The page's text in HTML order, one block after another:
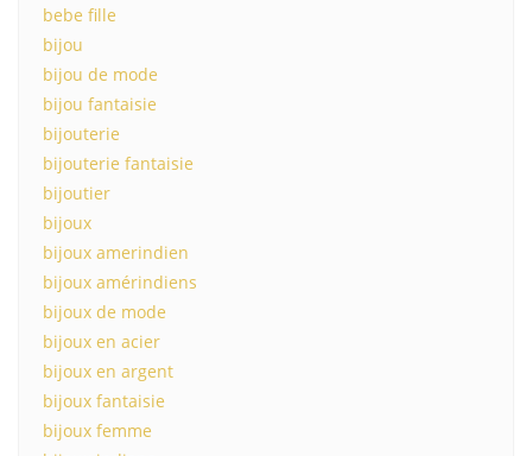
bebe fille
bijou
bijou de mode
bijou fantaisie
bijouterie
bijouterie fantaisie
bijoutier
bijoux
bijoux amerindien
bijoux amérindiens
bijoux de mode
bijoux en acier
bijoux en argent
bijoux fantaisie
bijoux femme